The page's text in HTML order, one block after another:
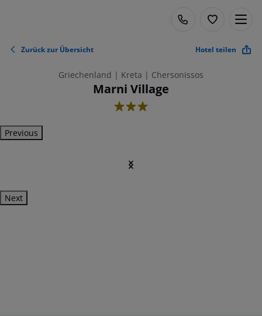
Zurück zur Übersicht Hotel teilen
Griechenland | Kreta | Chersonissos
Marni Village
3
Previous
Next